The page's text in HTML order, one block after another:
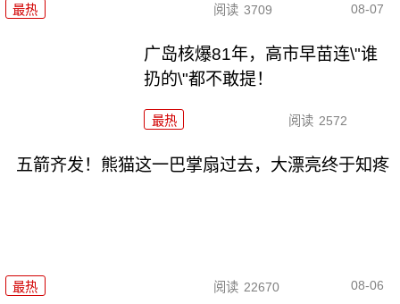
最热 阅读 3709 08-07
广岛核爆81年，高市早苗连\"谁
扔的\"都不敢提！
最热 阅读 2572
五箭齐发！熊猫这一巴掌扇过去，大漂亮终于知疼
最热 阅读 22670 08-06